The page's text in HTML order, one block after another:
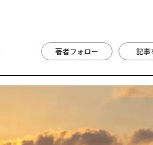
著者フォロー 記事